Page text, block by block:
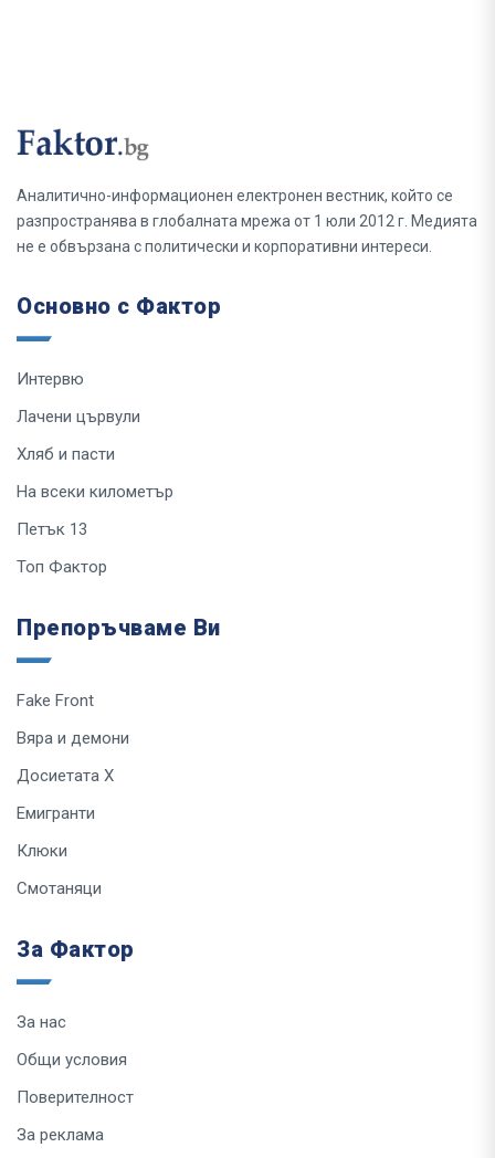
Аналитично-информационен електронен вестник, който се
разпространява в глобалната мрежа от 1 юли 2012 г. Медията
не е обвързана с политически и корпоративни интереси.
Основно с Фактор
Интервю
Лачени цървули
Хляб и пасти
На всеки километър
Петък 13
Топ Фактор
Препоръчваме Ви
Fake Front
Вяра и демони
Досиетата Х
Емигранти
Клюки
Смотаняци
За Фактор
За нас
Общи условия
Поверителност
За реклама